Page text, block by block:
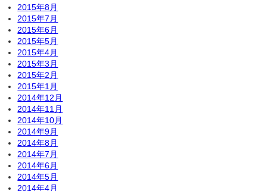
2015年8月
2015年7月
2015年6月
2015年5月
2015年4月
2015年3月
2015年2月
2015年1月
2014年12月
2014年11月
2014年10月
2014年9月
2014年8月
2014年7月
2014年6月
2014年5月
2014年4月